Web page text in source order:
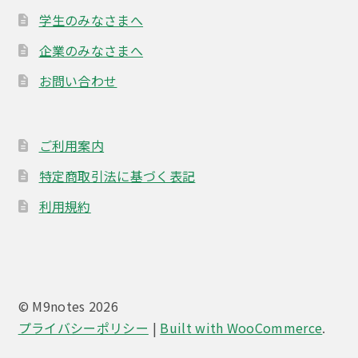
学生のみなさまへ
企業のみなさまへ
お問い合わせ
ご利用案内
特定商取引法に基づく表記
利用規約
© M9notes 2026
プライバシーポリシー
Built with WooCommerce.